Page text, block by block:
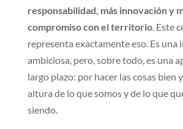
responsabilidad, más innovación y
compromiso con el territorio. Este
representa exactamente eso. Es una
ambiciosa, pero, sobre todo, es una
largo plazo: por hacer las cosas bien
altura de lo que somos y de lo que
siendo.